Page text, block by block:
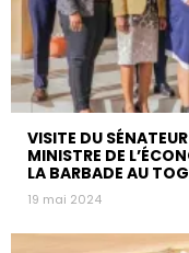
VISITE DU
MINISTRE DE
LA BARBADE AU
19 mai 2024